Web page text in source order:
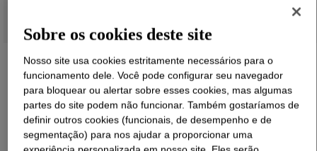
Sobre os cookies deste site
Nosso site usa cookies estritamente necessários para o
funcionamento dele. Você pode configurar seu navegador
para bloquear ou alertar sobre esses cookies, mas algumas
partes do site podem não funcionar. Também gostaríamos de
definir outros cookies (funcionais, de desempenho e de
segmentação) para nos ajudar a proporcionar uma